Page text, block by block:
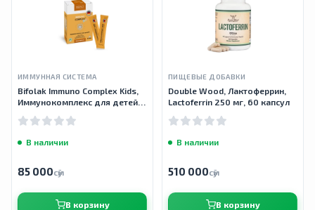
ИММУННАЯ СИСТЕМА
Bifolak Immuno Complex Kids,
Иммунокомплекс для детей,
В наличии
85 000сӯм
В корзину
ПИЩЕВЫЕ ДОБАВКИ
Double Wood, Лактоферрин,
Lactoferrin 250 мг, 60 капсул
В наличии
510 000сӯм
В корзину